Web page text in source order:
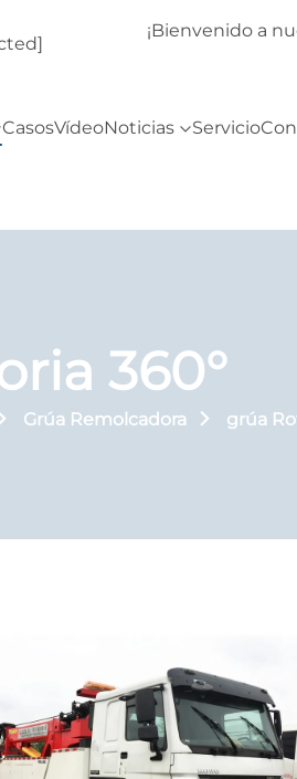
¡Bienvenido a
CasosVídeoNoticias Servicio
360°
Grúa Remolcadora grúa